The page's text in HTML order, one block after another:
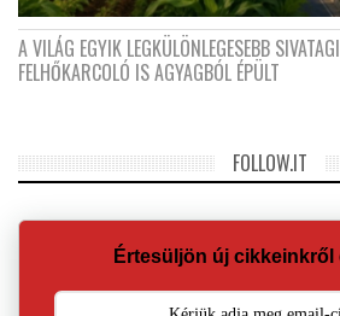
A VILÁG EGYIK LEGKÜLÖNLEGESEBB
FELHŐKARCOLÓ IS AGYAGBÓL ÉPÜLT
FOLLOW.IT
Értesüljön új cikkeinkről